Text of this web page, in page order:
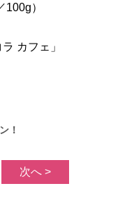
）
カフェ」
！
次へ >